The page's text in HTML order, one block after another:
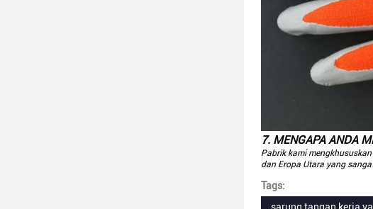
7. MENGAPA ANDA
Pabrik kami
dan Eropa Utara yang
Tags: